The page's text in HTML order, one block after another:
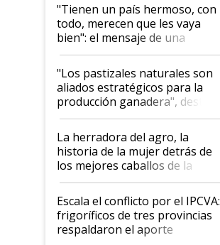
"Tienen un país hermoso, con
todo, merecen que les vaya
bien": el mensaje de una
ganadera uruguaya sobre las
oportunidades que se abren
para el agro en Argentina, con
foco en la carne
"Los pastizales naturales son
aliados estratégicos para la
producción ganadera", destaca
la iniciativa que ya reúne a 46
establecimientos en Argentina
La herradora del agro, la
historia de la mujer detrás de
los mejores caballos de la
Argentina y los mitos que
todavía hacen sufrir a estos
animales: "Mientras me
descalificaban, yo seguí
haciendo currículum"
Escala el conflicto por el IPCVA:
frigoríficos de tres provincias
respaldaron el aporte